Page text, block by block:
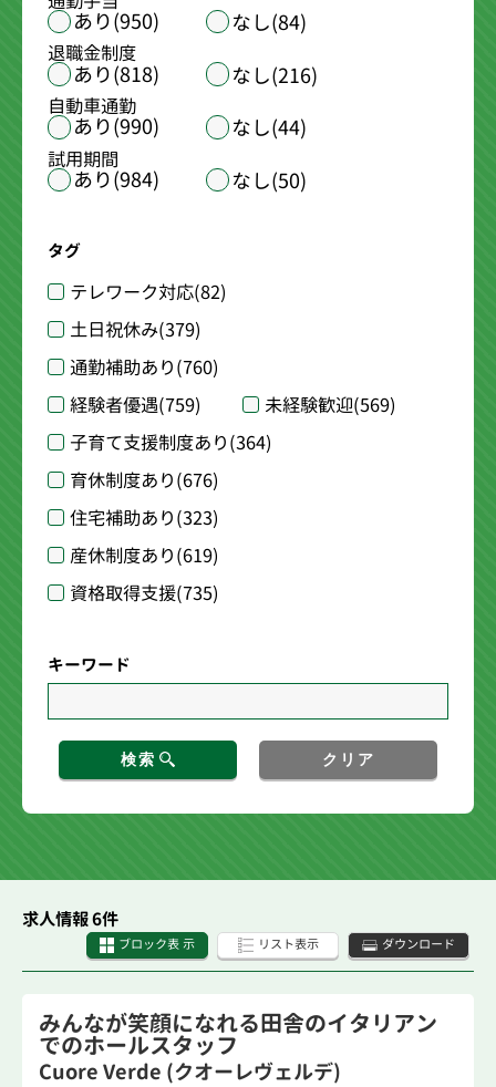
あり(950) なし(84)
退職金制度
あり(818) なし(216)
自動車通勤
あり(990) なし(44)
試用期間
あり(984) なし(50)
タグ
テレワーク対応(82)
土日祝休み(379)
通勤補助あり(760)
経験者優遇(759) 未経験歓迎(569)
子育て支援制度あり(364)
育休制度あり(676)
住宅補助あり(323)
産休制度あり(619)
資格取得支援(735)
キーワード
検索 クリア
求人情報 6件
ブロック表 示 リスト表示 ダウンロード
みんなが笑顔になれる田舎のイタリアン
でのホールスタッフ
Cuore Verde (クオーレヴェルデ)